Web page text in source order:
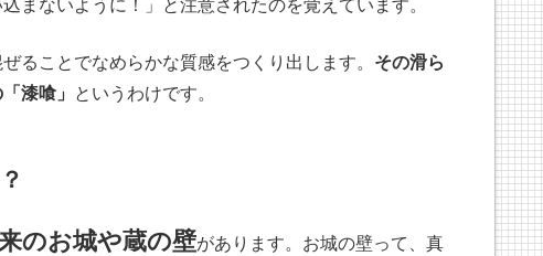
まないように！」と注意されたのを覚えています。
ぜることでなめらかな質感をつくり出します。 その滑ら
漆喰」
というわけです。
のお城や蔵の壁があります。お城の壁って、真